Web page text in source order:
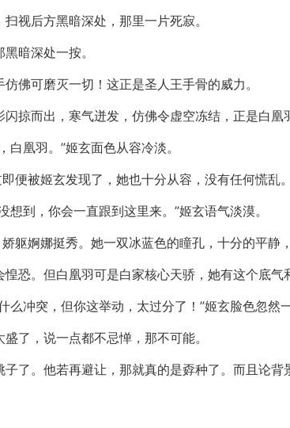
视后方黑暗深处，那里一片死寂。
暗深处一按。
佛可磨灭一切！这正是圣人王手骨的威力。
掠而出，寒气迸发，仿佛令虚空冻结，正是白凰
凰羽。”姬玄面色从容冷淡。
便被姬玄发现了，她也十分从容，没有任何慌乱。
到，你会一直跟到这里来。”姬玄语气淡漠。
躯婀娜挺秀。她一双冰蓝色的瞳孔，十分的平静
恐。但白凰羽可是白家核心天骄，她有这个底气
冲突，但你这举动，太过分了！”姬玄脸色忽然
了，说一点都不忌惮，那不可能。
了。他若再避让，那就真的是孬种了。而且论背